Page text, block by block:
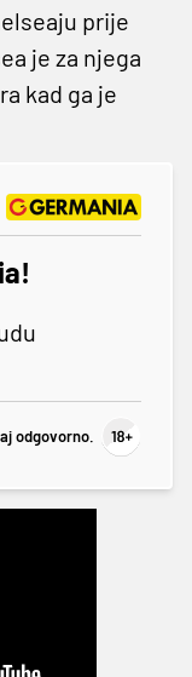
prije
je za njega
kad ga je
odgovorno.